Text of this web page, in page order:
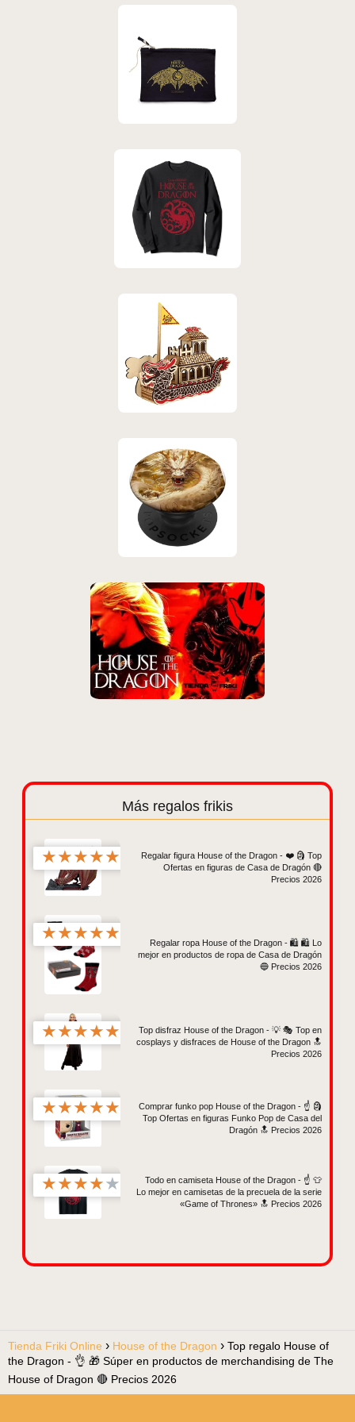
Más regalos frikis
★★★★★
Regalar figura House of the Dragon - ❤️ 🗿 Top
Ofertas en figuras de Casa de Dragón 🔴
Precios 2026
★★★★★
Regalar ropa House of the Dragon - 🛍️ 🛍️ Lo
mejor en productos de ropa de Casa de Dragón
🔵 Precios 2026
★★★★★
Top disfraz House of the Dragon - 💡 🎭 Top en
cosplays y disfraces de House of the Dragon 🔝
Precios 2026
★★★★★
Comprar funko pop House of the Dragon - ☝️ 🗿
Top Ofertas en figuras Funko Pop de Casa del
Dragón 🔝 Precios 2026
★★★★★
Todo en camiseta House of the Dragon - ☝️ 👕
Lo mejor en camisetas de la precuela de la serie
«Game of Thrones» 🔝 Precios 2026
Tienda Friki Online House of the Dragon
Top regalo House of
the Dragon - 👌 🎁 Súper en productos de merchandising de The
House of Dragon 🔴 Precios 2026